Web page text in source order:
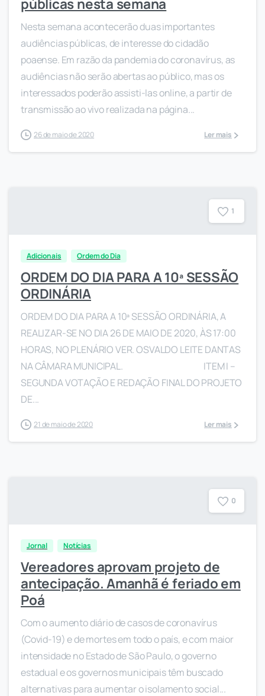
públicas nesta semana
Nesta semana acontecerão duas importantes
audiências públicas, de interesse do cidadão
poaense. Em razão da pandemia do coronavírus, as
audiências não serão abertas ao público, mas os
interessados poderão assisti-las online, a partir de
transmissão ao vivo realizada na página...
26 de maio de 2020 Ler mais
1
Adicionais Ordem do Dia
ORDEM DO DIA PARA A 10ª SESSÃO
ORDINÁRIA
ORDEM DO DIA PARA A 10ª SESSÃO ORDINÁRIA, A
REALIZAR-SE NO DIA 26 DE MAIO DE 2020, ÀS 17:00
HORAS, NO PLENÁRIO VER. OSVALDO LEITE DANTAS
NA CÂMARA MUNICIPAL. ITEM I –
SEGUNDA VOTAÇÃO E REDAÇÃO FINAL DO PROJETO
DE...
21 de maio de 2020 Ler mais
0
Jornal Notícias
Vereadores aprovam projeto de
antecipação. Amanhã é feriado em
Poá
Com o aumento diário de casos de coronavírus
(Covid-19) e de mortes em todo o país, e com maior
intensidade no Estado de São Paulo, o governo
estadual e os governos municipais têm buscado
alternativas para aumentar o isolamento social...